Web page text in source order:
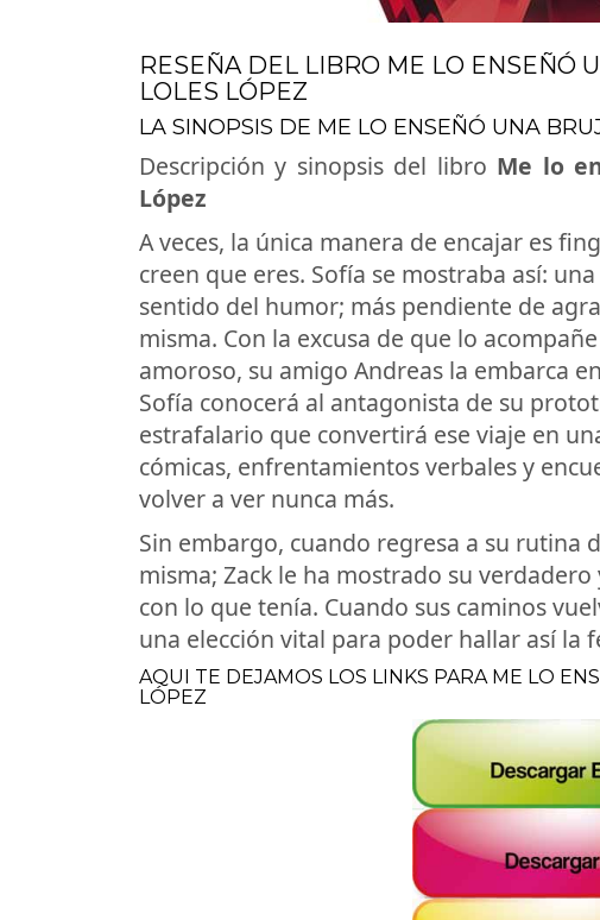
RESEÑA DEL LIBRO ME LO ENSEÑÓ
LOLES LÓPEZ
LA SINOPSIS DE ME LO ENSEÑÓ UNA
Descripción y sinopsis del libro Me lo
López
A veces, la única manera de encajar es
creen que eres. Sofía se mostraba así:
sentido del humor; más pendiente de
misma. Con la excusa de que lo
amoroso, su amigo Andreas la embarca
Sofía conocerá al antagonista de su
estrafalario que convertirá ese viaje en
cómicas, enfrentamientos verbales y
volver a ver nunca más.
Sin embargo, cuando regresa a su rutina
misma; Zack le ha mostrado su
con lo que tenía. Cuando sus caminos
una elección vital para poder hallar así la
AQUI TE DEJAMOS LOS LINKS PARA ME LO
LÓPEZ